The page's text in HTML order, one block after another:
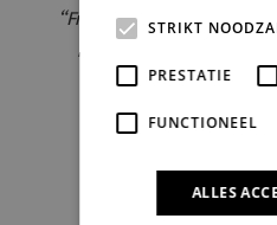
“Frederic zat vast in de
hoogte. Voor de rest
STRIKT
PRESTATIE
FUNCTIONEEL
ALLES